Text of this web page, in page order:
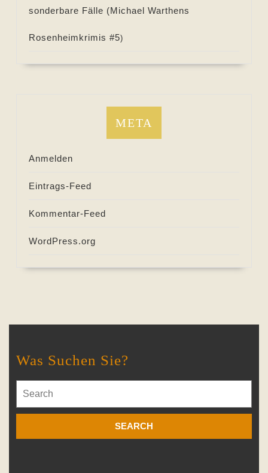
sonderbare Fälle (Michael Warthens
Rosenheimkrimis #5)
META
Anmelden
Eintrags-Feed
Kommentar-Feed
WordPress.org
Was Suchen Sie?
for: